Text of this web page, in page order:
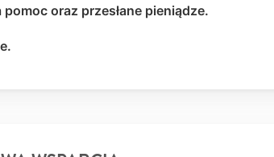
oraz przesłane pieniądze.